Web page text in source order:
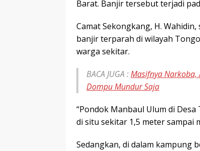
Barat. Banjir tersebut terjadi
Camat Sekongkang, H.
banjir terparah di wilayah
warga sekitar.
BACA JUGA :Masifnya Narkoba,
Dompu Mundur Saja
“Pondok Manbaul Ulum di
di situ sekitar 1,5 meter sampai
Sedangkan, di dalam kampung